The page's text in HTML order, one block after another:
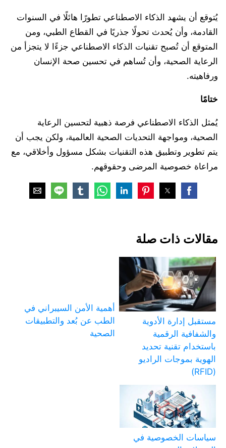
يُتوقع أن يشهد الذكاء الاصطناعي تطورًا هائلًا في السنوات
القادمة، وأن يُحدث تحولًا جذريًا في القطاع الطبي، ومن
المتوقع أن تُصبح تقنيات الذكاء الاصطناعي جزءًا لا يتجزأ من
الرعاية الصحية، وأن تُساهم في تحسين صحة الإنسان
ورفاهيته.
ختامًا
يُمثل الذكاء الاصطناعي فرصة ذهبية لتحسين الرعاية
الصحية، ومواجهة التحديات الصحية العالمية، ولكن يجب أن
يتم تطوير وتطبيق هذه التقنيات بشكل مسؤول وأخلاقي، مع
مراعاة خصوصية المرضى وحقوقهم.
مقالات ذات صلة
مستقبل إدارة الأدوية
والشفافية الرقمية
باستخدام تقنية تحديد
الهوية بموجات الراديو
(RFID)
أهمية الأمن السيبراني في
الطب عن بُعد والتطبيقات
الصحية
سياسات الخصوصية في